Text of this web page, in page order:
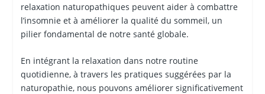
relaxation naturopathiques peuvent aider à combattre
l’insomnie et à améliorer la qualité du sommeil, un
pilier fondamental de notre santé globale.
En intégrant la relaxation dans notre routine
quotidienne, à travers les pratiques suggérées par la
naturopathie, nous pouvons améliorer significativement